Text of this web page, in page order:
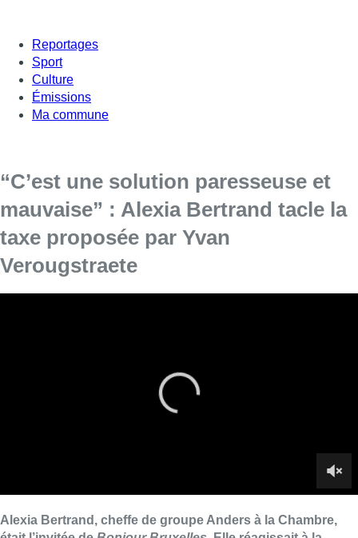
Reportages
Sport
Culture
Émissions
Ma commune
“C’est une solution paresseuse et
mauvaise” : Alexia Bertrand tacle la
taxe proposée par Yvan
Verougstraete
patrimoine mobilier à partir de 500.000 euros.
Selon Alexia Bertrand, cette mesure risque d’avoir des effets
“, estime-t-elle, soulignant qu’une telle somme
ne représente pas nécessairement une fortune lorsqu’elle doit
servir de réserve pour plusieurs années.
La députée fédérale juge également que cette taxe pourrait